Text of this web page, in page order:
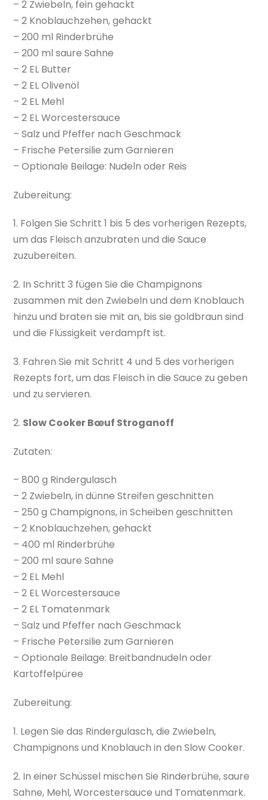
– 2 Zwiebeln, fein gehackt
– 2 Knoblauchzehen, gehackt
– 200 ml Rinderbrühe
– 200 ml saure Sahne
– 2 EL Butter
– 2 EL Olivenöl
– 2 EL Mehl
– 2 EL Worcestersauce
– Salz und Pfeffer nach Geschmack
– Frische Petersilie zum Garnieren
– Optionale Beilage: Nudeln oder Reis
Zubereitung:
1. Folgen Sie Schritt 1 bis 5 des vorherigen Rezepts,
um das Fleisch anzubraten und die Sauce
zuzubereiten.
2. In Schritt 3 fügen Sie die Champignons
zusammen mit den Zwiebeln und dem Knoblauch
hinzu und braten sie mit an, bis sie goldbraun sind
und die Flüssigkeit verdampft ist.
3. Fahren Sie mit Schritt 4 und 5 des vorherigen
Rezepts fort, um das Fleisch in die Sauce zu geben
und zu servieren.
2. Slow Cooker Bœuf Stroganoff
Zutaten:
– 800 g Rindergulasch
– 2 Zwiebeln, in dünne Streifen geschnitten
– 250 g Champignons, in Scheiben geschnitten
– 2 Knoblauchzehen, gehackt
– 400 ml Rinderbrühe
– 200 ml saure Sahne
– 2 EL Mehl
– 2 EL Worcestersauce
– 2 EL Tomatenmark
– Salz und Pfeffer nach Geschmack
– Frische Petersilie zum Garnieren
– Optionale Beilage: Breitbandnudeln oder
Kartoffelpüree
Zubereitung:
1. Legen Sie das Rindergulasch, die Zwiebeln,
Champignons und Knoblauch in den Slow Cooker.
2. In einer Schüssel mischen Sie Rinderbrühe, saure
Sahne, Mehl, Worcestersauce und Tomatenmark.